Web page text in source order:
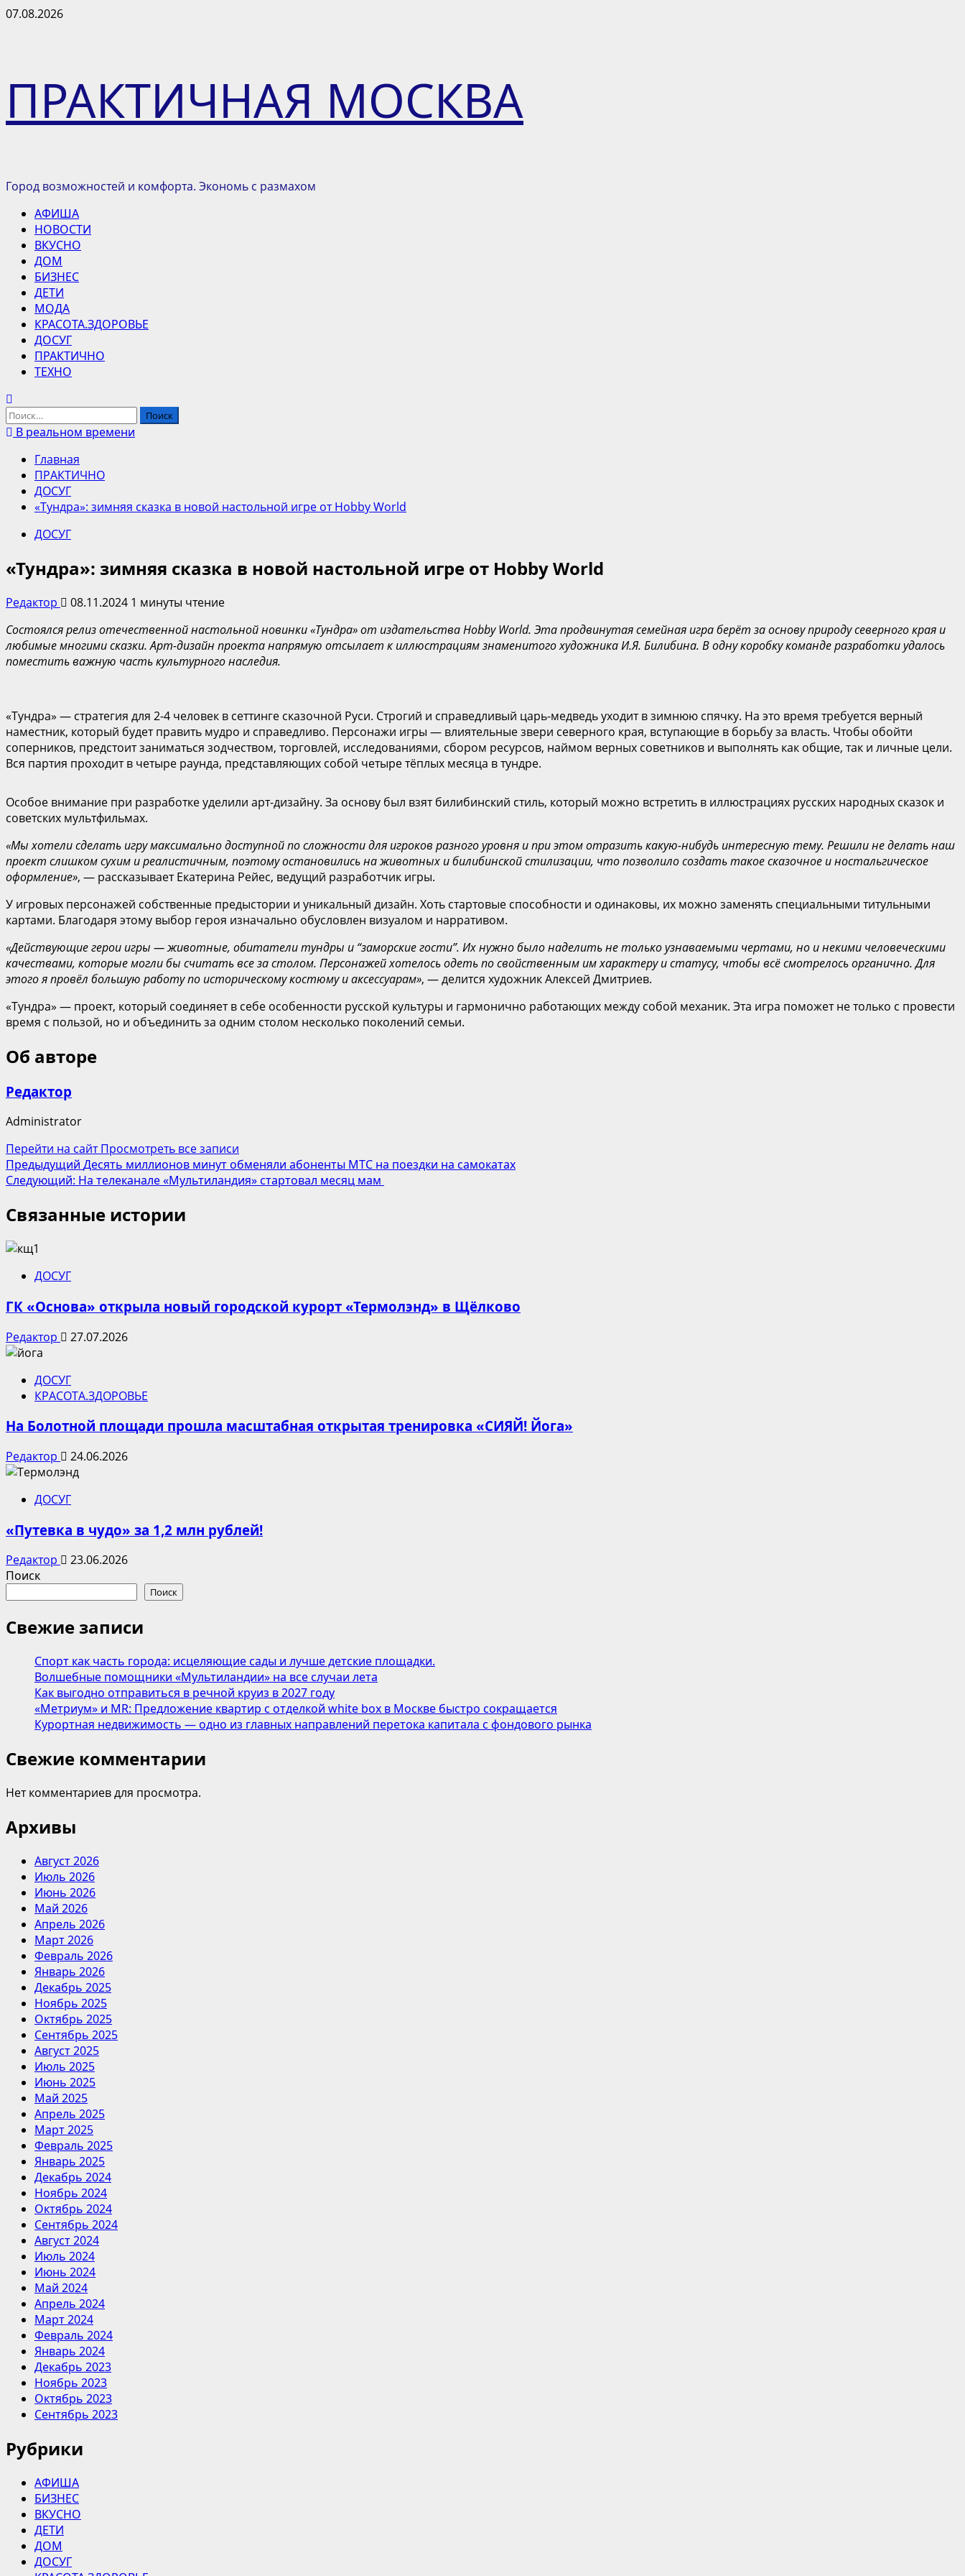
Перейти
07.08.2026
ПРАКТИЧНАЯ МОСКВА
Город возможностей и комфорта. Экономь с размахом
Основное
меню
АФИША
НОВОСТИ
ВКУСНО
ДОМ
БИЗНЕС
ДЕТИ
МОДА
КРАСОТА.ЗДОРОВЬЕ
ДОСУГ
ПРАКТИЧНО
ТЕХНО
Найти:
В реальном времени
Главная
ПРАКТИЧНО
ДОСУГ
«Тундра»: зимняя сказка в новой настольной игре от Hobby World
ДОСУГ
«Тундра»: зимняя сказка в новой настольной игре от Hobby World
Редактор 08.11.2024 1 минуты чтение
Состоялся релиз отечественной настольной новинки «Тундра» от издательства Hobby World. Эта продвинутая семейная игра берёт за основу природу северного края и
любимые многими сказки. Арт-дизайн проекта напрямую отсылает к иллюстрациям знаменитого художника И.Я. Билибина. В одну коробку команде разработки удалось
поместить важную часть культурного наследия.
«Тундра» — стратегия для 2-4 человек в сеттинге сказочной Руси. Строгий и справедливый царь-медведь уходит в зимнюю спячку. На это время требуется верный
наместник, который будет править мудро и справедливо. Персонажи игры — влиятельные звери северного края, вступающие в борьбу за власть. Чтобы обойти
соперников, предстоит заниматься зодчеством, торговлей, исследованиями, сбором ресурсов, наймом верных советников и выполнять как общие, так и личные цели.
Вся партия проходит в четыре раунда, представляющих собой четыре тёплых месяца в тундре.
Особое внимание при разработке уделили арт-дизайну. За основу был взят билибинский стиль, который можно встретить в иллюстрациях русских народных сказок и
советских мультфильмах.
«‎Мы хотели сделать игру максимально доступной по сложности для игроков разного уровня и при этом отразить какую-нибудь интересную тему. Решили не делать наш
проект слишком сухим и реалистичным, поэтому остановились на животных и билибинской стилизации, что позволило создать такое сказочное и ностальгическое
оформление», — рассказывает Екатерина Рейес, ведущий разработчик игры.
У игровых персонажей собственные предыстории и уникальный дизайн. Хоть стартовые способности и одинаковы, их можно заменять специальными титульными
картами. Благодаря этому выбор героя изначально обусловлен визуалом и нарративом.
«‎Действующие герои игры — животные, обитатели тундры и “заморские гости”. Их нужно было наделить не только узнаваемыми чертами, но и некими человеческими
качествами, которые могли бы считать все за столом. Персонажей хотелось одеть по свойственным им характеру и статусу, чтобы всё смотрелось органично. Для
этого я провёл большую работу по историческому костюму и аксессуарам», — делится художник Алексей Дмитриев.
«Тундра» — проект, который соединяет в себе особенности русской культуры и гармонично работающих между собой механик. Эта игра поможет не только с провести
время с пользой, но и объединить за одним столом несколько поколений семьи.
Об авторе
Редактор
Administrator
Перейти на сайтПросмотреть все записи
Навигация
записи
Предыдущий Десять миллионов минут обменяли абоненты МТС на поездки на самокатах
Следующий: На телеканале «Мультиландия» стартовал месяц мам
Связанные истории
ДОСУГ
ГК «Основа» открыла новый городской курорт «Термолэнд» в Щёлково
Редактор 27.07.2026
ДОСУГ
КРАСОТА.ЗДОРОВЬЕ
На Болотной площади прошла масштабная открытая тренировка «СИЯЙ! Йога»
Редактор 24.06.2026
ДОСУГ
«Путевка в чудо» за 1,2 млн рублей!
Редактор
23.06.2026
Поиск
Поиск
Свежие записи
Спорт как часть города: исцеляющие сады и лучше детские площадки.
Волшебные помощники «Мультиландии» на все случаи лета
Как выгодно отправиться в речной круиз в 2027 году
«Метриум» и MR: Предложение квартир с отделкой white box в Москве быстро сокращается
Курортная недвижимость — одно из главных направлений перетока капитала с фондового рынка
Свежие комментарии
Нет комментариев для просмотра.
Архивы
Август 2026
Июль 2026
Июнь 2026
Май 2026
Апрель 2026
Март 2026
Февраль 2026
Январь 2026
Декабрь 2025
Ноябрь 2025
Октябрь 2025
Сентябрь 2025
Август 2025
Июль 2025
Июнь 2025
Май 2025
Апрель 2025
Март 2025
Февраль 2025
Январь 2025
Декабрь 2024
Ноябрь 2024
Октябрь 2024
Сентябрь 2024
Август 2024
Июль 2024
Июнь 2024
Май 2024
Апрель 2024
Март 2024
Февраль 2024
Январь 2024
Декабрь 2023
Ноябрь 2023
Октябрь 2023
Сентябрь 2023
Рубрики
АФИША
БИЗНЕС
ВКУСНО
ДЕТИ
ДОМ
ДОСУГ